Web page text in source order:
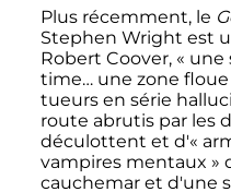
Plus récemment, le
Stephen Wright est
Robert Coover, « une
time… une zone
tueurs en série
route abrutis par les
déculottent et d'«
vampires mentaux »
cauchemar et d'une